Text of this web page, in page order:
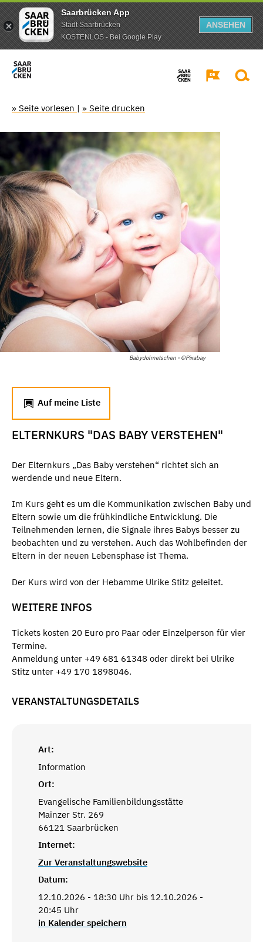
Saarbrücken App
Stadt Saarbrücken
KOSTENLOS - Bei Google Play
ANSEHEN
» Seite vorlesen | » Seite drucken
Babydolmetschen - ©Pixabay
Auf meine Liste
ELTERNKURS "DAS BABY VERSTEHEN"
Der Elternkurs „Das Baby verstehen“ richtet sich an
werdende und neue Eltern.
Im Kurs geht es um die Kommunikation zwischen Baby und
Eltern sowie um die frühkindliche Entwicklung. Die
Teilnehmenden lernen, die Signale ihres Babys besser zu
beobachten und zu verstehen. Auch das Wohlbefinden der
Eltern in der neuen Lebensphase ist Thema.
Der Kurs wird von der Hebamme Ulrike Stitz geleitet.
WEITERE INFOS
Tickets kosten 20 Euro pro Paar oder Einzelperson für vier
Termine.
Anmeldung unter +49 681 61348 oder direkt bei Ulrike
Stitz unter +49 170 1898046.
VERANSTALTUNGSDETAILS
Art:
Information
Ort:
Evangelische Familienbildungsstätte
Mainzer Str. 269
66121 Saarbrücken
Internet:
Zur Veranstaltungswebsite
Datum:
12.10.2026 - 18:30 Uhr bis 12.10.2026 -
20:45 Uhr
in Kalender speichern